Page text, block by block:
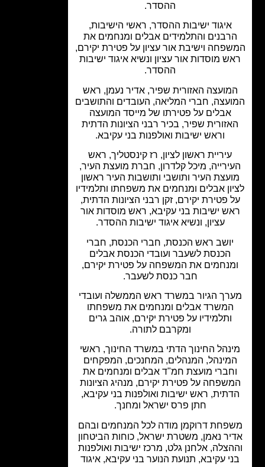
איגוד ישיבות ההסדר, ראשי הישיבות,
והתלמידים אבלים ומנחמים את
וישיבת אור עציון על פטירת יקירם,
מוסדות אור עציון ונשיא איגוד ישיבות
האזורית שפיר, אדיר נעמן, ראש
חברי המליאה, העובדים והתושבים
אבלים על פטירתו של מייסד המועצה
שפיר, בכיר רבני הציונות הדתית
וראש ישיבות ואולפנות בני עקיבא.
עיריית ראשון לציון, רז קינסטליך, ראש
מיכל קלדרון, חברת מועצת העיר,
העיר ותושבי ותושבות העיר ראשון
אבלים ומנחמים את משפחתו ותלמידיו
פטירת יקירם, זקן רבני הציונות הדתית,
ישיבות בני עקיבא, ראש מוסדות אור
עציון, ונשיא איגוד ישיבות ההסדר.
יושב ראש הכנסת, חברי הכנסת, חברי
הכנסת לשעבר ועובדי הכנסת אבלים
את המשפחה על פטירת יקירם,
חבר כנסת לשעבר.
הגיור במשרד ראש הממשלה ועובדי
המשרד אבלים ומנחמים את משפחתו
ותלמידיו על פטירת יקירם, אוהב גרים
ומקרבם לתורה.
החינוך הדתי במשרד החינוך, ראשי
המנהלים, המחנכים, המפקחים
מועצת חמ"ד אבלים ומנחמים את
על פטירת יקירם, מנהיג הציונות
ראש ישיבות ואולפנות בני עקיבא,
חתן פרס ישראל ומחנך.
דרוקמן מודה לכל המנחמים ובהם
נאמן, משטרת ישראל, כוחות הביטחון
אלחנן גלט, מרכז ישיבות ואולפנות
עקיבא, תנועת הנוער בני עקיבא, איגוד